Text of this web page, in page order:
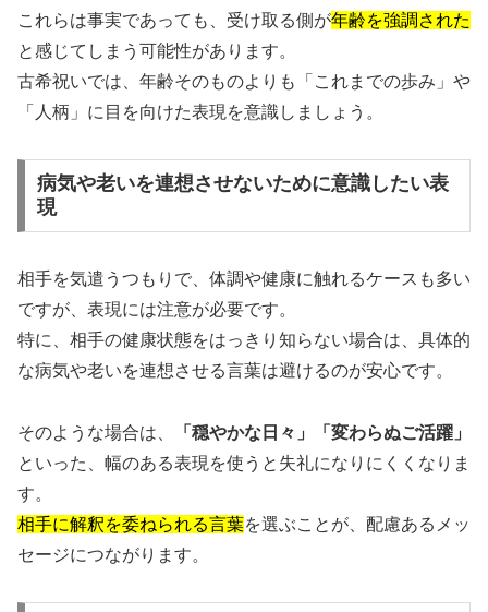
これらは事実であっても、受け取る側が年齢を強調された
と感じてしまう可能性があります。
古希祝いでは、年齢そのものよりも「これまでの歩み」や
「人柄」に目を向けた表現を意識しましょう。
病気や老いを連想させないために意識したい表
現
相手を気遣うつもりで、体調や健康に触れるケースも多い
ですが、表現には注意が必要です。
特に、相手の健康状態をはっきり知らない場合は、具体的
な病気や老いを連想させる言葉は避けるのが安心です。
そのような場合は、
「穏やかな日々」「変わらぬご活躍」
といった、幅のある表現を使うと失礼になりにくくなりま
す。
相手に解釈を委ねられる言葉を選ぶことが、配慮あるメッ
セージにつながります。